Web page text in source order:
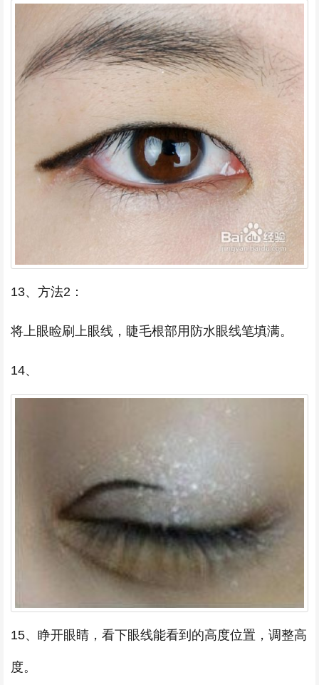
13、方法2：
将上眼睑刷上眼线，睫毛根部用防水眼线笔填满。
14、
15、睁开眼睛，看下眼线能看到的高度位置，调整高
度。